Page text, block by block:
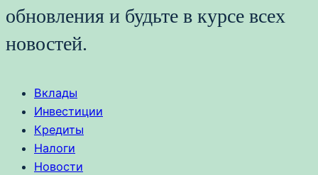
обновления и будьте в курсе всех
новостей.
Вклады
Инвестиции
Кредиты
Налоги
Новости